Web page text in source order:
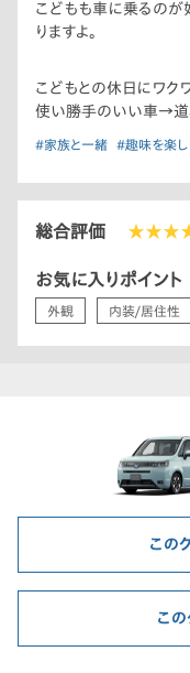
こどもも車に乗るのが
りますよ。
こどもとの休日にワク
使い勝手のいい車→道
#家族と一緒 #趣味を楽し
総合評価
お気に入りポイント
外観 内装/居住性
この
こ